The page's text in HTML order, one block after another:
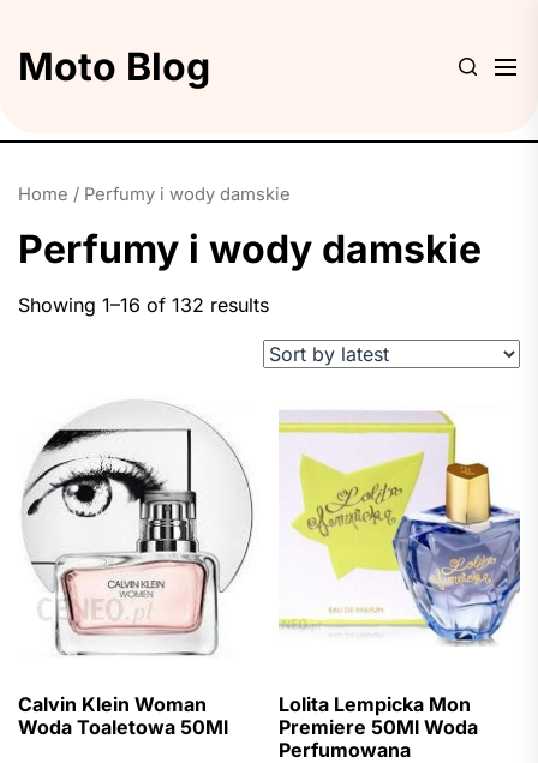
Moto Blog
Home / Perfumy i wody damskie
Perfumy i wody damskie
Showing 1–16 of 132 results
Calvin Klein Woman
Woda Toaletowa 50Ml
Lolita Lempicka Mon
Premiere 50Ml Woda
Perfumowana